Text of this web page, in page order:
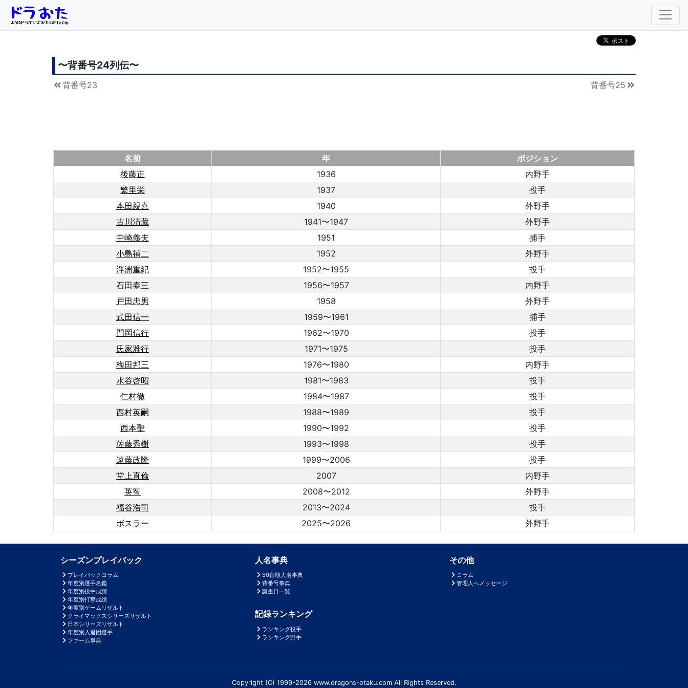
〜背番号24列伝〜
背番号23 背番号25
名前 年
ポジション
後藤正
1936
内野手
繁里栄
1937
投手
本田親喜
1940
外野手
古川清蔵
1941〜1947
外野手
中崎義夫
1951
捕手
小島禎二
1952
外野手
浮洲重紀
1952〜1955
投手
石田泰三
1956〜1957
内野手
戸田忠男
1958
外野手
式田信一
1959〜1961
捕手
門岡信行
1962〜1970
投手
氏家雅行
1971〜1975
投手
梅田邦三
1976〜1980
内野手
水谷啓昭
1981〜1983
投手
仁村徹
1984〜1987
投手
西村英嗣
1988〜1989
投手
西本聖
1990〜1992
投手
佐藤秀樹
1993〜1998
投手
遠藤政隆
1999〜2006
投手
堂上直倫
2007
内野手
英智
2008〜2012
外野手
福谷浩司
2013〜2024
投手
ボスラー
2025〜2026 外野手
シーズンプレイバック
プレイバックコラム
年度別選手名鑑
年度別投手成績
年度別打撃成績
年度別ゲームリザルト
クライマックスシリーズリザルト
日本シリーズリザルト
年度別入退団選手
ファーム事典
人名事典
50音順人名事典
背番号事典
誕生日一覧
記録ランキング
ランキング投手
ランキング野手
その他
コラム
管理人へメッセージ
Copyright (C) 1999-2026 www.dragons-otaku.com All Rights Reserved.